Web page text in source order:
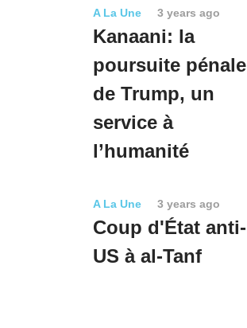
A La Une 3 years ago
Kanaani: la
poursuite pénale
de Trump, un
service à
l’humanité
A La Une 3 years ago
Coup d'État anti-
US à al-Tanf